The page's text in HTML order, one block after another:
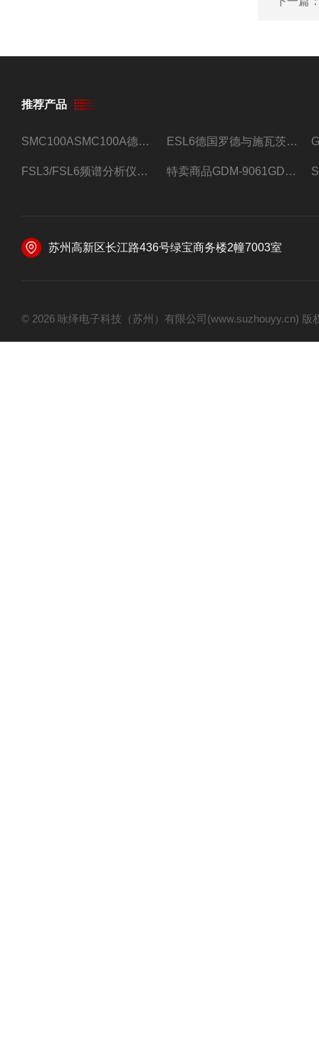
推荐产品
SMC100ASMC100A德国罗德与施瓦茨射频信号源 ESL6德国罗德与施瓦茨预认证EMI接收机
FSL3/FSL6频谱分析仪FSL3/FSL6罗德与施瓦茨 特卖商品GDM-9061GDM-9061台式万用表
苏州高新区长江路436号绿宝商务楼2幢7003室
© 2026 咏绎电子科技（苏州）有限公司(www.suzhouyy.cn)